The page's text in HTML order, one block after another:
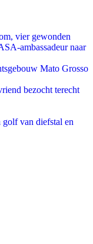
vier gewonden
ambassadeur naar
Mato Grosso
bezocht terecht
van diefstal en